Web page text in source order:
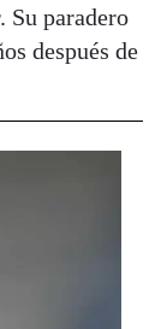
Su paradero
después de